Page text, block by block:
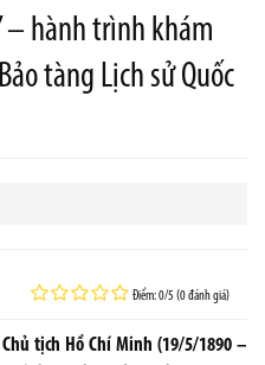
– hành trình khám
tàng Lịch sử Quốc
Điểm: 0/5 (0 đánh giá)
tịch Hồ Chí Minh (19/5/1890 –